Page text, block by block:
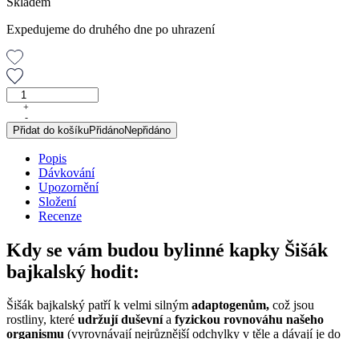
Expedujeme do druhého dne po uhrazení
Šišák
bajkalský,
originální
bylinné
kapky,
množství
+
-
Přidat do košíkuPřidánoNepřidáno
Popis
Dávkování
Upozornění
Složení
Recenze
Kdy se vám budou bylinné kapky Šišák
bajkalský hodit:
Šišák bajkalský patří k velmi silným adaptogenům, což jsou
rostliny, které udržují duševnía fyzickou rovnováhu našeho
organismu (vyrovnávají nejrůznější odchylky v těle a dávají je do